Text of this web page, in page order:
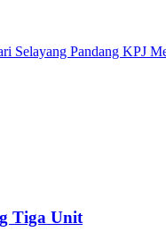
Selayang Pandang KPJ
Tiga Unit